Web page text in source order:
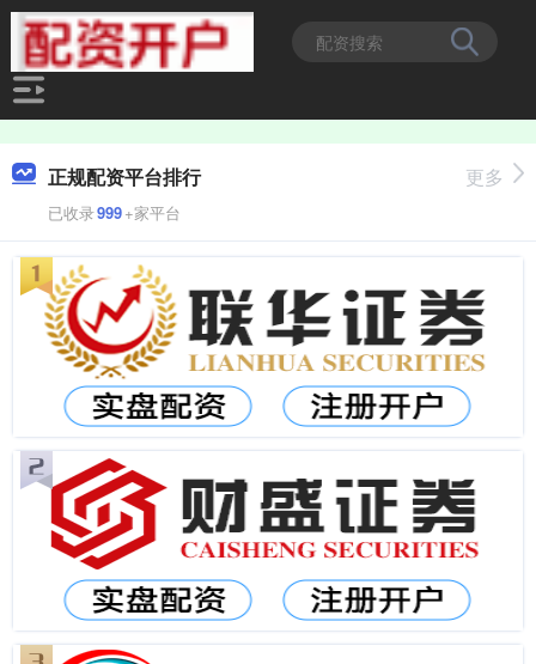
正规配资平台排行
已收录999+家平台
更多